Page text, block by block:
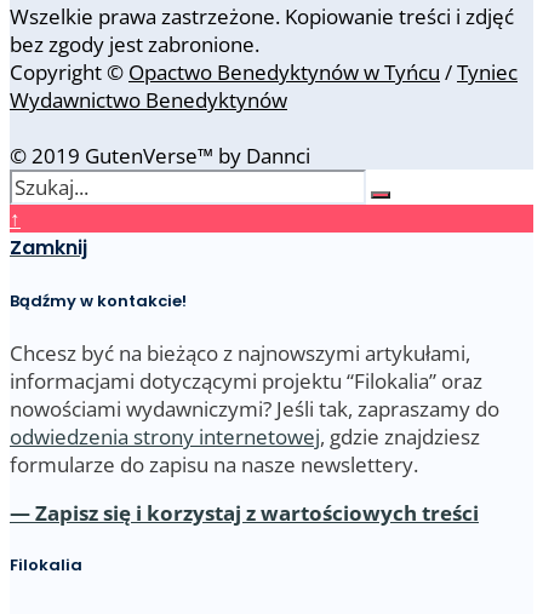
Wszelkie prawa zastrzeżone. Kopiowanie treści i zdjęć
bez zgody jest zabronione.
Copyright © Opactwo Benedyktynów w Tyńcu /Tyniec
Wydawnictwo Benedyktynów
© 2019 GutenVerse™ by Dannci
↑
Zamknij
Bądźmy w kontakcie!
Chcesz być na bieżąco z najnowszymi artykułami,
informacjami dotyczącymi projektu “Filokalia” oraz
nowościami wydawniczymi? Jeśli tak, zapraszamy do
odwiedzenia strony internetowej, gdzie znajdziesz
formularze do zapisu na nasze newslettery.
— Zapisz się i korzystaj z wartościowych treści
Filokalia